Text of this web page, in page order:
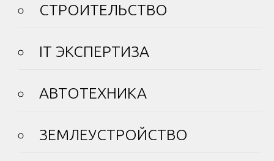
СТРОИТЕЛЬСТВО
IT ЭКСПЕРТИЗА
АВТОТЕХНИКА
ЗЕМЛЕУСТРОЙСТВО